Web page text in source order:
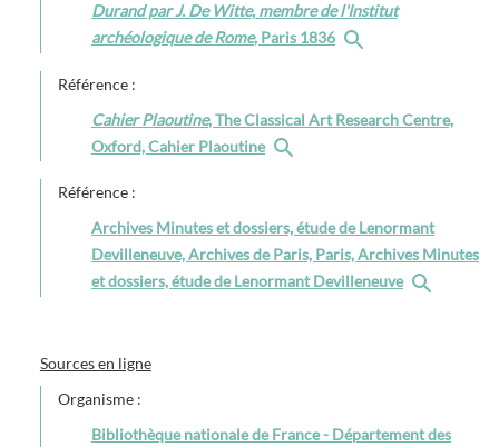
Durand par J. De Witte, membre de l'Institut
archéologique de Rome, Paris 1836
Référence :
Cahier Plaoutine, The Classical Art Research Centre,
Oxford, Cahier Plaoutine
Référence :
Archives Minutes et dossiers, étude de Lenormant
Devilleneuve, Archives de Paris, Paris, Archives Minutes
et dossiers, étude de Lenormant Devilleneuve
Sources en ligne
Organisme :
Bibliothèque nationale de France - Département des